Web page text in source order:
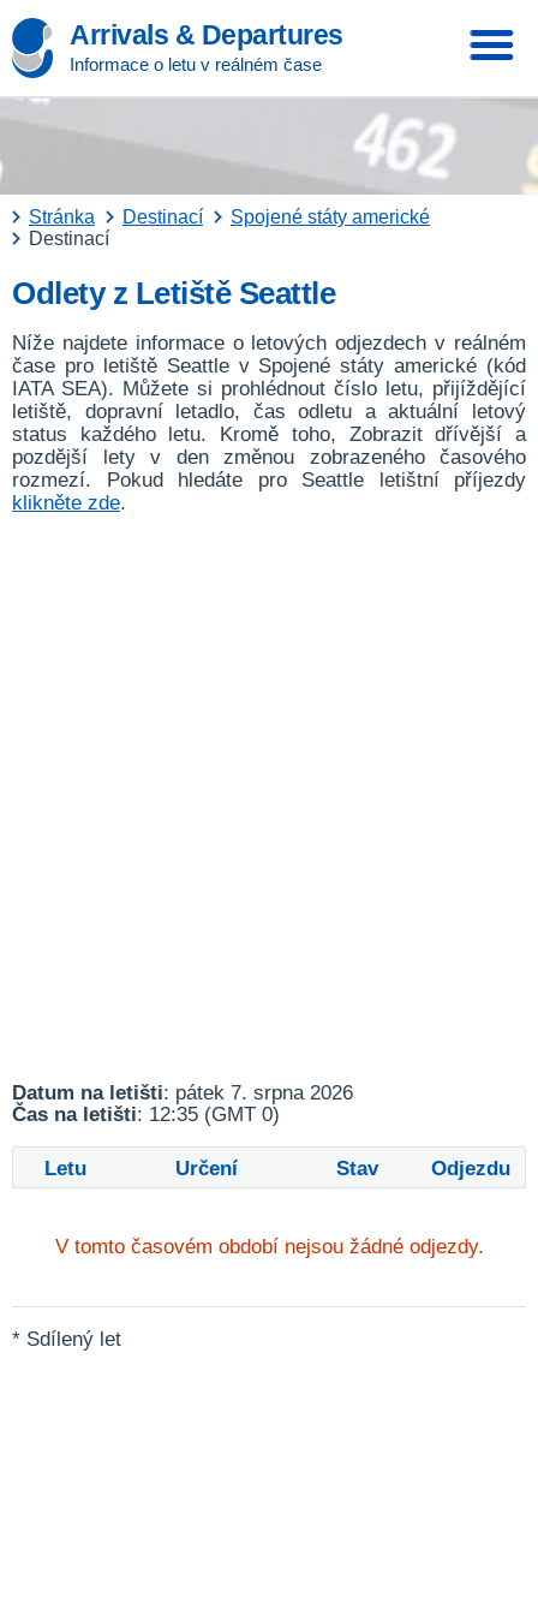
Arrivals & Departures
Informace o letu v reálném čase
Stránka Destinací
Spojené státy americké
Destinací
Odlety z Letiště Seattle
Níže najdete informace o letových odjezdech v reálném
čase pro letiště Seattle v Spojené státy americké (kód
IATA SEA). Můžete si prohlédnout číslo letu, přijíždějící
letiště, dopravní letadlo, čas odletu a aktuální letový
status každého letu. Kromě toho, Zobrazit dřívější a
pozdější lety v den změnou zobrazeného časového
rozmezí. Pokud hledáte pro Seattle letištní příjezdy
klikněte zde.
Datum na letišti: pátek 7. srpna 2026
Čas na letišti: 12:35 (GMT 0)
Letu Určení Stav Odjezdu
V tomto časovém období nejsou žádné odjezdy.
* Sdílený let